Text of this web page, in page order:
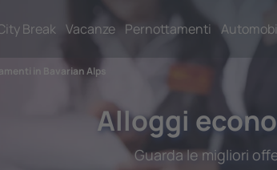
Break Vacanze Pernottamenti
in Bavarian Alps
Alloggi
Guarda le migliori